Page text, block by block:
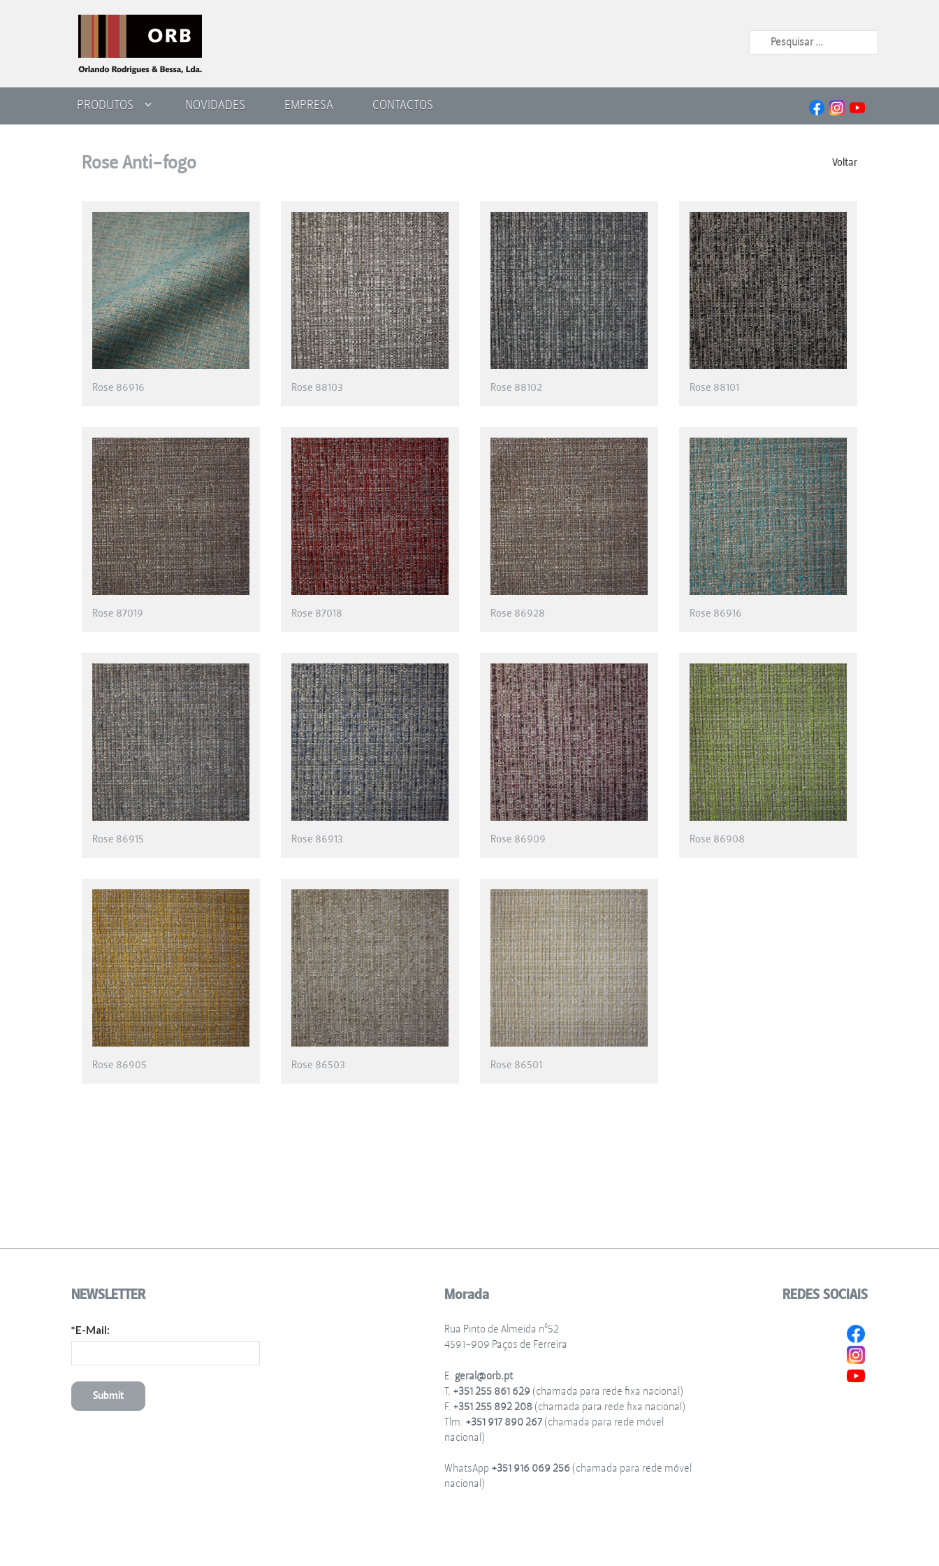
PRODUTOS NOVIDADES EMPRESA CONTACTOS
Rose Anti-fogo Voltar
NEWSLETTER
*E-Mail:
Morada
Rua Pinto de Almeida nº52
4591-909 Paços de Ferreira
E. geral@orb.pt
T. +351 255 861 629 (chamada para rede fixa nacional)
F. +351 255 892 208(chamada para rede fixa nacional)
Tlm. +351 917 890 267(chamada para rede móvel
nacional)
WhatsApp +351 916 069 256 (chamada para rede móvel
nacional)
REDES SOCIAIS